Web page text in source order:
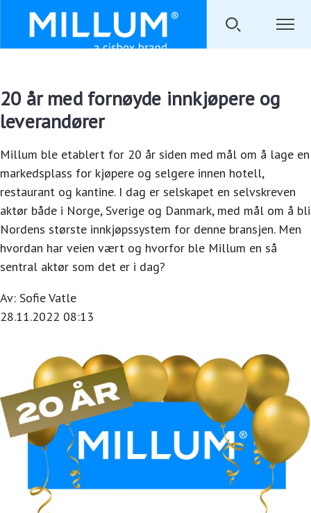
20 år med fornøyde innkjøpere og
leverandører
Millum ble etablert for 20 år siden med mål om å lage en
markedsplass for kjøpere og selgere innen hotell,
restaurant og kantine. I dag er selskapet en selvskreven
aktør både i Norge, Sverige og Danmark, med mål om å bli
Nordens største innkjøpssystem for denne bransjen. Men
hvordan har veien vært og hvorfor ble Millum en så
sentral aktør som det er i dag?
Av: Sofie Vatle
28.11.2022 08:13